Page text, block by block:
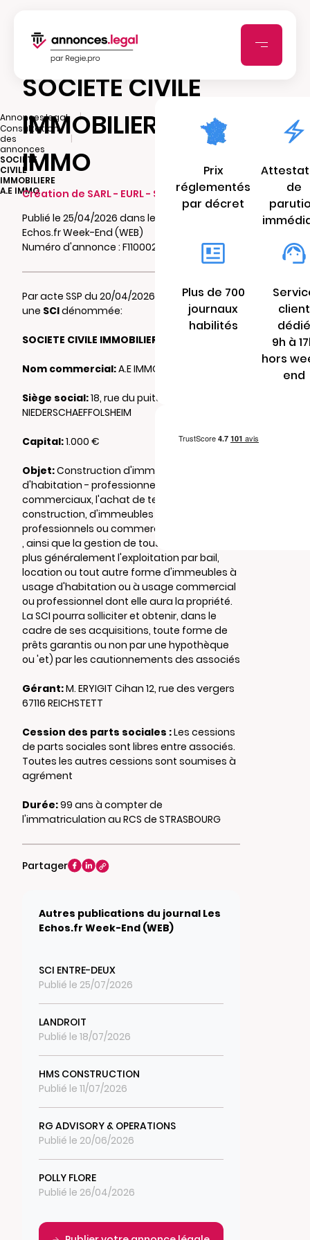
Annonces.legal
|
Consultation
des
annonces
|
SOCIETE
CIVILE
IMMOBILIERE
A.E IMMO
SOCIETE CIVILE
IMMOBILIERE A.E
IMMO
Création de SARL - EURL - SCI - SCA - SCCV
Publié le 25/04/2026 dans le journal Les
Echos.fr Week-End (WEB)
Numéro d'annonce : F110002407272
Par acte SSP du 20/04/2026 il a été constitué
une SCIdénommée:
SOCIETE CIVILE IMMOBILIERE A.E IMMO
Nom commercial:A.E IMMO
Siège social:18, rue du puits 67500
NIEDERSCHAEFFOLSHEIM
Capital:1.000 €
Objet:Construction d'immeubles
d'habitation - professionnels ou
commerciaux, l'achat de terrains de
construction, d'immeubles d'habitation -
professionnels ou commerciaux, la propriété
, ainsi que la gestion de tous immeubles et
plus généralement l'exploitation par bail,
location ou tout autre forme d'immeubles à
usage d'habitation ou à usage commercial
ou professionnel dont elle aura la propriété.
La SCI pourra solliciter et obtenir, dans le
cadre de ses acquisitions, toute forme de
prêts garantis ou non par une hypothèque
ou 'et) par les cautionnements des associés
Gérant:M. ERYIGIT Cihan 12, rue des vergers
67116 REICHSTETT
Cession des parts sociales :Les cessions
de parts sociales sont libres entre associés.
Toutes les autres cessions sont soumises à
agrément
Durée:99 ans à compter de
l'immatriculation au RCS de STRASBOURG
Partager
Autres publications du journal Les
Echos.fr Week-End (WEB)
SCI ENTRE-DEUX
Publié le 25/07/2026
LANDROIT
Publié le 18/07/2026
HMS CONSTRUCTION
Publié le 11/07/2026
RG ADVISORY & OPERATIONS
Publié le 20/06/2026
POLLY FLORE
Publié le 26/04/2026
Prix
réglementés
par décret
de
Plus de 700
journaux
habilités
client
dédié
9h à
hors
end